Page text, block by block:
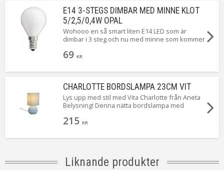
Installation
Stickpropp
Anpassad för
Inomhus
Tillverkare
Aneta Belysning AB
E14 3-STEGS DIMBAR MED MINNE KLOT
5/2,5/0,4W OPAL
Wohooo en så smart liten E14 LED som är
dimbar i 3 steg och nu med minne som kommer
När du först tänder ger den 5W. Släck och tänd
ger den 0,5W ...Magiskt!
69 KR
CHARLOTTE BORDSLAMPA 23CM VIT
Lys upp med stil med Vita Charlotte från Aneta
Belysning! Denna nätta bordslampa med
mjukt, mysigt ljus i alla rum. Perfekt för hyllan,
överallt! Lättplacerad, energisnål och en
215 KR
Liknande produkter